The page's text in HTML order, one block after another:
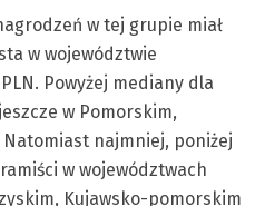
w tej grupie miał
w województwie
Powyżej mediany dla
w Pomorskim,
najmniej, poniżej
w województwach
Kujawsko-pomorskim